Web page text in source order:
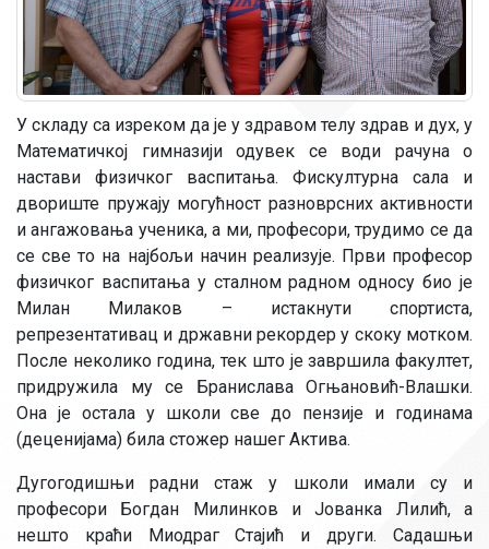
У складу са изреком да је у здравом телу здрав и дух, у
Математичкој гимназији одувек се води рачуна о
настави физичког васпитања. Фискултурна сала и
двориште пружају могућност разноврсних активности
и ангажовања ученика, а ми, професори, трудимо се да
се све то на најбољи начин реализује. Први професор
физичког васпитања у сталном радном односу био је
Милан Милаков – истакнути спортиста,
репрезентативац и државни рекордер у скоку мотком.
После неколико година, тек што је завршила факултет,
придружила му се Бранислава Огњановић-Влашки.
Она је остала у школи све до пензије и годинама
(деценијама) била стожер нашег Актива.
Дугогодишњи радни стаж у школи имали су и
професори Богдан Милинков и Јованка Лилић, a
нешто краћи Миодраг Стајић и други. Садашњи